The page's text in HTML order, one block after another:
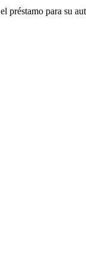
préstamo para su